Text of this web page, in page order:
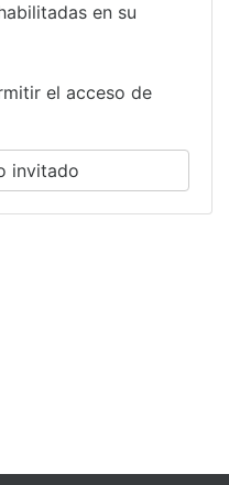
en su
el acceso de
invitado